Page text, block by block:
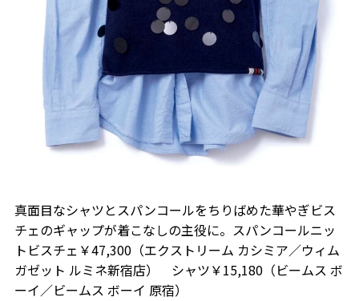
真面目なシャツとスパンコールをちりばめた華やぎビス
チェのギャップが着こなしの主役に。スパンコールニッ
トビスチェ￥47,300（エクストリーム カシミア／ウィム
ガゼット ルミネ新宿店） シャツ￥15,180（ビームス ボ
ーイ／ビームス ボーイ 原宿）